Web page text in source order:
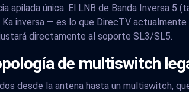
apilada única. El LNB de Banda Inversa 5
inversa — es lo que DirecTV
directamente al soporte SL3/SL5.
de multiswitch
desde la antena hasta un multiswitch,